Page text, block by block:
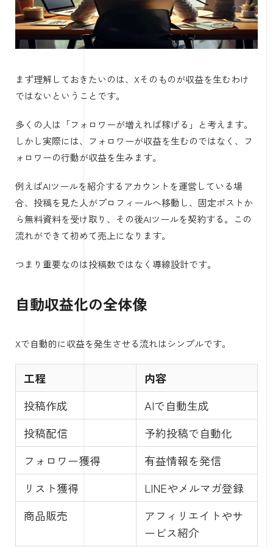
まず理解しておきたいのは、Xそのものが収益を生むわけ
ではないということです。
多くの人は「フォロワーが増えれば稼げる」と考えます。
しかし実際には、フォロワーが収益を生むのではなく、フ
ォロワーの行動が収益を生みます。
例えばAIツールを紹介するアカウントを運営している場
合、投稿を見た人がプロフィールへ移動し、固定ポストか
ら無料資料を受け取り、その後AIツールを契約する。この
流れができて初めて売上になります。
つまり重要なのは投稿数ではなく導線設計です。
自動収益化の全体像
Xで自動的に収益を発生させる流れはシンプルです。
工程
内容
投稿作成
AIで自動生成
投稿配信
予約投稿で自動化
フォロワー獲得
有益情報を発信
リスト獲得
LINEやメルマガ登録
商品販売
アフィリエイトやサ
ービス紹介